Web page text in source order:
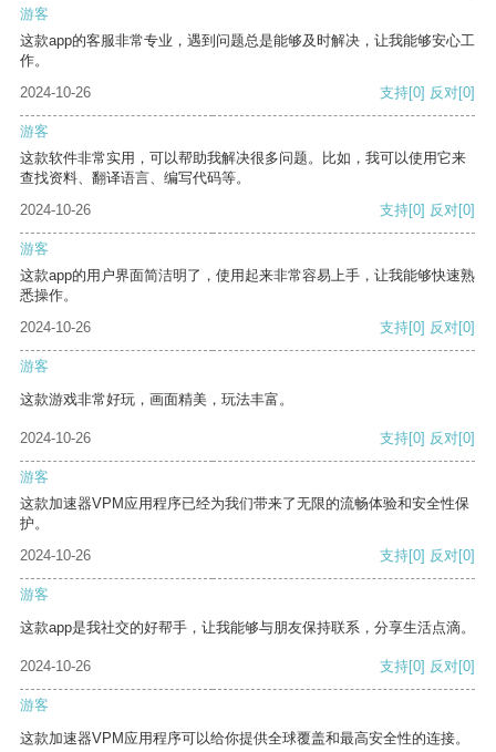
游客
这款app的客服非常专业，遇到问题总是能够及时解决，让我能够安心工
作。
2024-10-26
支持[0] 反对[0]
游客
这款软件非常实用，可以帮助我解决很多问题。比如，我可以使用它来
查找资料、翻译语言、编写代码等。
2024-10-26
支持[0] 反对[0]
游客
这款app的用户界面简洁明了，使用起来非常容易上手，让我能够快速熟
悉操作。
2024-10-26
支持[0] 反对[0]
游客
这款游戏非常好玩，画面精美，玩法丰富。
2024-10-26 支持[0] 反对[0]
游客
这款加速器VPM应用程序已经为我们带来了无限的流畅体验和安全性保
护。
2024-10-26
支持[0] 反对[0]
游客
这款app是我社交的好帮手，让我能够与朋友保持联系，分享生活点滴。
2024-10-26 支持[0] 反对[0]
游客
这款加速器VPM应用程序可以给你提供全球覆盖和最高安全性的连接。